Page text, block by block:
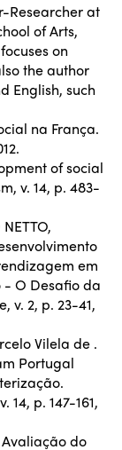
Researcher at
of Arts,
on
the author
English, such
na França.
of social
v. 14, p. 483-
em
- O Desafio da
v. 2, p. 23-41,
Vilela de .
Portugal
14, p. 147-161,
do